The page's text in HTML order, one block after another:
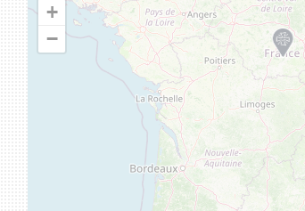
+
−